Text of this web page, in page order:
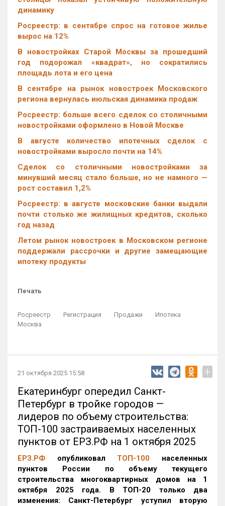
динамику
Росреестр: в сентябре спрос на готовое жилье
вырос на 12%
В новостройках Старой Москвы за прошедший
год подорожал «квадрат», но сократились
площадь лота и его цена
В сентябре на рынок новостроек Московского
региона вернулась июльская динамика продаж
Росреестр: больше всего сделок со столичными
новостройками оформлено в Новой Москве
В августе количество ипотечных сделок с
новостройками выросло почти на 14%
Cделок со столичными новостройками за
минувший месяц стало больше, но не намного —
рост составил 1,2%
Росреестр: в августе московские банки выдали
почти столько же жилищных кредитов, сколько
год назад
Летом рынок новостроек в Московском регионе
поддержали рассрочки и другие замещающие
ипотеку продукты
Печать
Росреестр Регистрация Продажи
Ипотека
Москва
21 октября 2025 15:58 +
Екатеринбург опередил Санкт-
Петербург в тройке городов —
лидеров по объему строительства:
ТОП-100 застраиваемых населенных
пунктов от ЕРЗ.РФ на 1 октября 2025
ЕРЗ.РФ опубликовал ТОП-100 населенных
пунктов России по объему текущего
строительства многоквартирных домов на 1
октября 2025 года. В ТОП-20 только два
изменения: Санкт-Петербург уступил вторую